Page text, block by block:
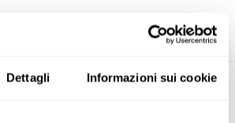
Dettagli Informazioni sui cookie